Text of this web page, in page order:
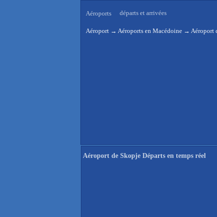
Aéroports départs et arrivées
Aéroport → Aéroports en Macédoine → Aéroport
Aéroport de Skopje Départs en temps réel